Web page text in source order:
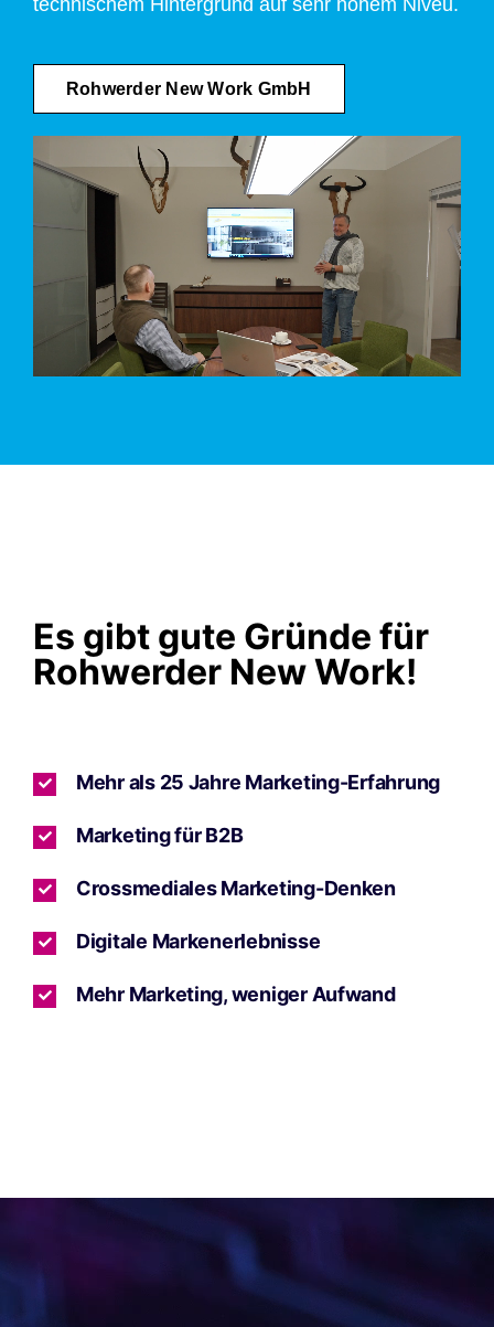
Rohwerder New Work GmbH
Es gibt gute Gründe für
Rohwerder New Work!
Mehr als 25 Jahre Marketing-Erfahrung
Marketing für B2B
Crossmediales Marketing-Denken
Digitale Markenerlebnisse
Mehr Marketing, weniger Aufwand